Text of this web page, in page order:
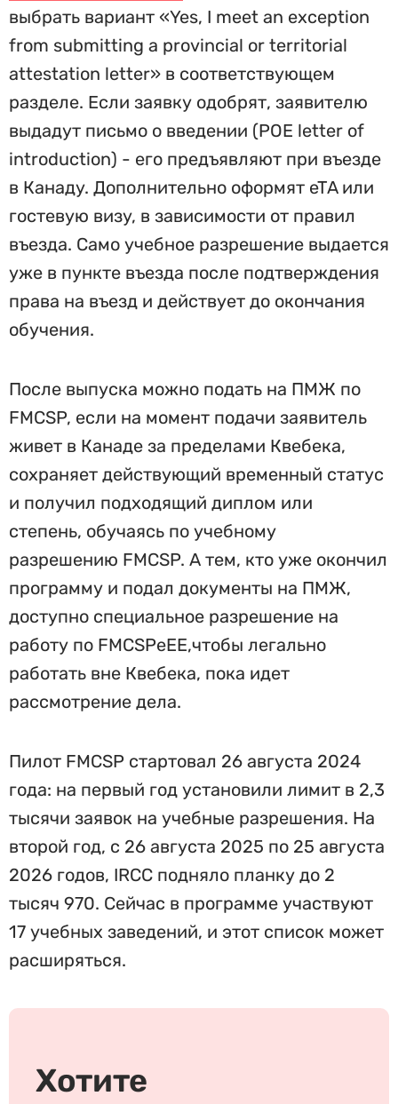
выбрать вариант «Yes, I meet an exception
from submitting a provincial or territorial
attestation letter» в соответствующем
разделе. Если заявку одобрят, заявителю
выдадут письмо о введении (POE letter of
introduction) - его предъявляют при въезде
в Канаду. Дополнительно оформят eTA или
гостевую визу, в зависимости от правил
въезда. Само учебное разрешение выдается
уже в пункте въезда после подтверждения
права на въезд и действует до окончания
обучения.
После выпуска можно подать на ПМЖ по
FMCSP, если на момент подачи заявитель
живет в Канаде за пределами Квебека,
сохраняет действующий временный статус
и получил подходящий диплом или
степень, обучаясь по учебному
разрешению FMCSP. А тем, кто уже окончил
программу и подал документы на ПМЖ,
доступно специальное разрешение на
работу по FMCSPеЕЕ,чтобы легально
работать вне Квебека, пока идет
рассмотрение дела.
Пилот FMCSP стартовал 26 августа 2024
года: на первый год установили лимит в 2,3
тысячи заявок на учебные разрешения. На
второй год, с 26 августа 2025 по 25 августа
2026 годов, IRCC подняло планку до 2
тысяч 970. Сейчас в программе участвуют
17 учебных заведений, и этот список может
расширяться.
Хотите